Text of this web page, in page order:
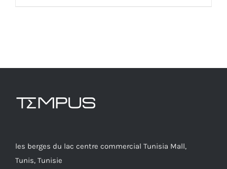
les berges du lac centre commercial Tunisia Mall,
Tunis, Tunisie